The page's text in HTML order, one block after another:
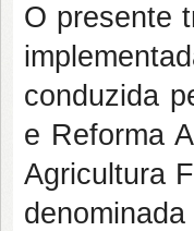
O presente
conduzida
e Reforma
Agricultura